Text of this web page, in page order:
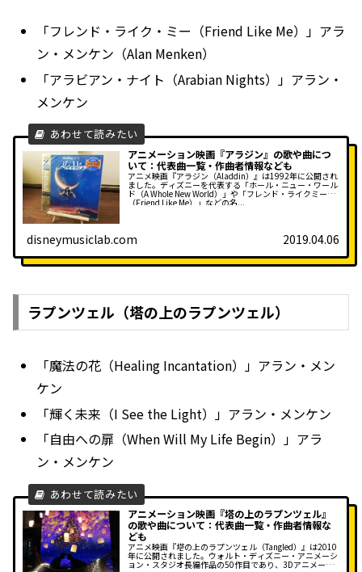
「フレンド・ライク・ミー（Friend Like Me）」アラ
ン・メンケン（Alan Menken）
「アラビアン・ナイト（Arabian Nights）」アラン・
メンケン
アニメーション映画『アラジン』の歌や曲につ
いて：代表曲一覧・作曲者情報なども
アニメ映画『アラジン（Aladdin）』は1992年に公開され
ました。ディズニーを代表する「ホール・ニュー・ワール
ド（A Whole New World）」や「フレンド・ライクミー
（Friend Like Me）」などの名...
disneymusiclab.com 2019.04.06
ラプンツェル（塔の上のラプンツェル）
「魔法の花（Healing Incantation）」アラン・メン
ケン
「輝く未来（I See the Light）」アラン・メンケン
「自由への扉（When Will My Life Begin）」アラ
ン・メンケン
アニメーション映画『塔の上のラプンツェル』
の歌や曲について：代表曲一覧・作曲者情報な
ども
アニメ映画『塔の上のラプンツェル（Tangled）』は2010
年に公開されました。ウォルト・ディズニー・アニメーシ
ョン・スタジオ長編作品の50作目であり、3Dアニメーシ